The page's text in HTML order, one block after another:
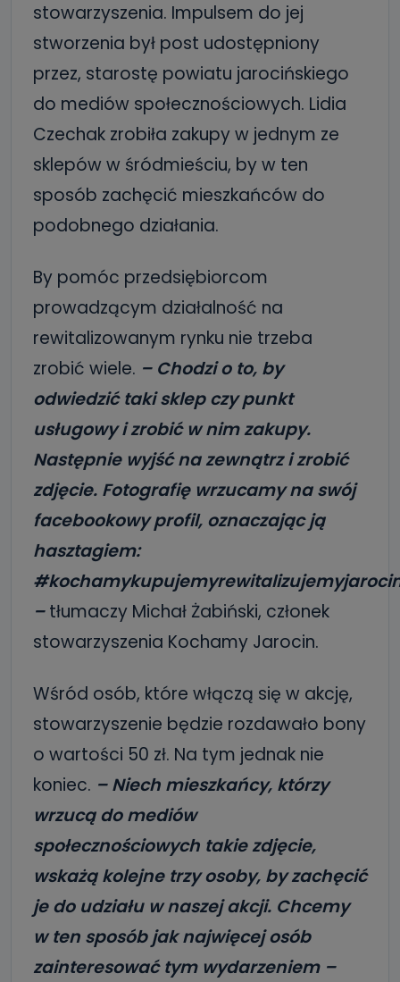
stowarzyszenia. Impulsem do jej
stworzenia był post udostępniony
przez, starostę powiatu jarocińskiego
do mediów społecznościowych. Lidia
Czechak zrobiła zakupy w jednym ze
sklepów w śródmieściu, by w ten
sposób zachęcić mieszkańców do
podobnego działania.
By pomóc przedsiębiorcom
prowadzącym działalność na
rewitalizowanym rynku nie trzeba
zrobić wiele. – Chodzi o to, by
odwiedzić taki sklep czy punkt
usługowy i zrobić w nim zakupy.
Następnie wyjść na zewnątrz i zrobić
zdjęcie. Fotografię wrzucamy na swój
facebookowy profil, oznaczając ją
hasztagiem:
– tłumaczy Michał Żabiński, członek
stowarzyszenia Kochamy Jarocin.
Wśród osób, które włączą się w akcję,
stowarzyszenie będzie rozdawało bony
o wartości 50 zł. Na tym jednak nie
koniec. – Niech mieszkańcy, którzy
wrzucą do mediów
społecznościowych takie zdjęcie,
wskażą kolejne trzy osoby, by zachęcić
je do udziału w naszej akcji. Chcemy
w ten sposób jak najwięcej osób
zainteresować tym wydarzeniem –